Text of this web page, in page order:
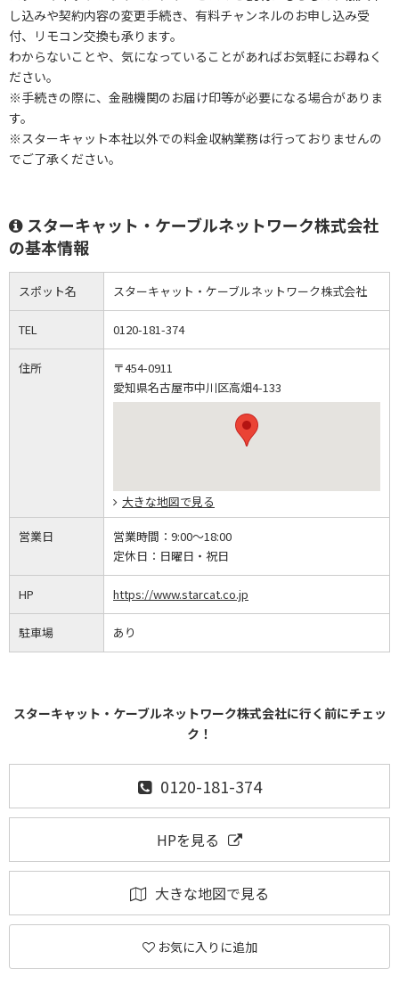
し込みや契約内容の変更手続き、有料チャンネルのお申し込み受
付、リモコン交換も承ります。
わからないことや、気になっていることがあればお気軽にお尋ねく
ださい。
※手続きの際に、金融機関のお届け印等が必要になる場合がありま
す。
※スターキャット本社以外での料金収納業務は行っておりませんの
でご了承ください。
スターキャット・ケーブルネットワーク株式会社
の基本情報
スポット名 スターキャット・ケーブルネットワーク株式会社
TEL 0120-181-374
住所
〒454-0911
愛知県名古屋市中川区高畑4-133
大きな地図で見る
営業日 営業時間： 9:00～18:00
定休日： 日曜日・祝日
HP https://www.starcat.co.jp
駐車場 あり
スターキャット・ケーブルネットワーク株式会社に行く前にチェッ
ク！
0120-181-374
HPを見る
大きな地図で見る
お気に入りに追加